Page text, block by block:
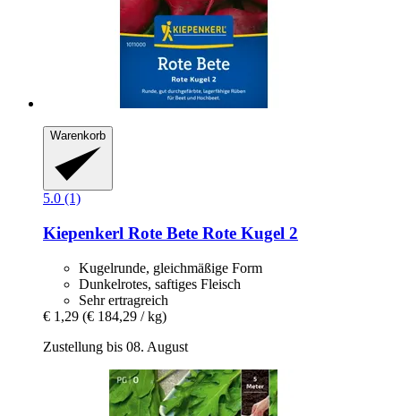
Warenkorb
5.0 (1)
Kiepenkerl Rote Bete Rote Kugel 2
Kugelrunde, gleichmäßige Form
Dunkelrotes, saftiges Fleisch
Sehr ertragreich
€ 1,29 (€ 184,29 / kg)
Zustellung bis 08. August